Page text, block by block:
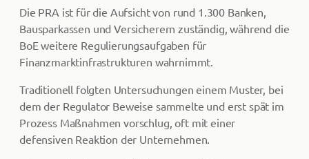
Die PRA ist für die Aufsicht von rund 1.300 Banken,
Bausparkassen und Versicherern zuständig, während die
BoE weitere Regulierungsaufgaben für
Finanzmarktinfrastrukturen wahrnimmt.
Traditionell folgten Untersuchungen einem Muster, bei
dem der Regulator Beweise sammelte und erst spät im
Prozess Maßnahmen vorschlug, oft mit einer
defensiven Reaktion der Unternehmen.